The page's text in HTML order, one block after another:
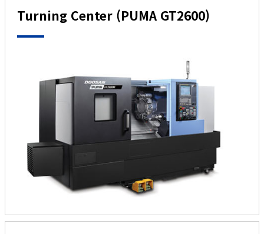
Turning Center (PUMA GT2600)